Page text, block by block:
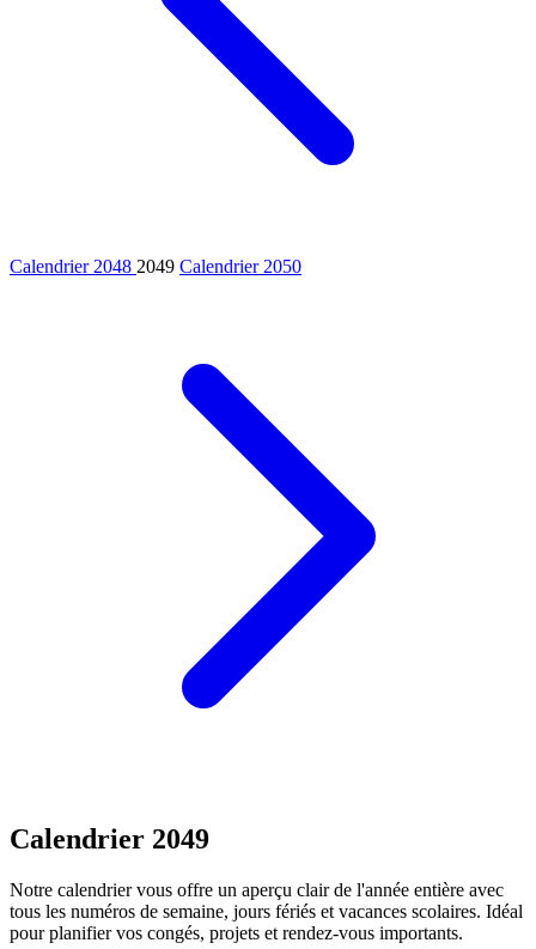
Calendrier 2048 2049 Calendrier 2050
Calendrier 2049
Notre calendrier vous offre un aperçu clair de l'année entière avec
tous les numéros de semaine, jours fériés et vacances scolaires. Idéal
pour planifier vos congés, projets et rendez-vous importants.